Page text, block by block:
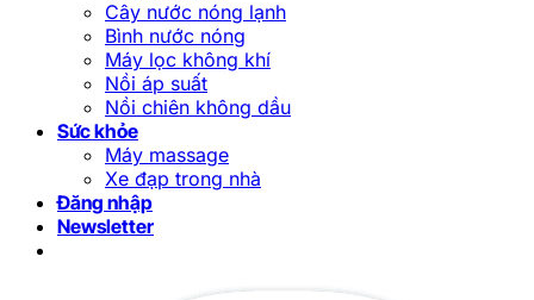
Cây nước nóng lạnh
Bình nước nóng
Máy lọc không khí
Nồi áp suất
Nồi chiên không dầu
Sức khỏe
Máy massage
Xe đạp trong nhà
Đăng nhập
Newsletter